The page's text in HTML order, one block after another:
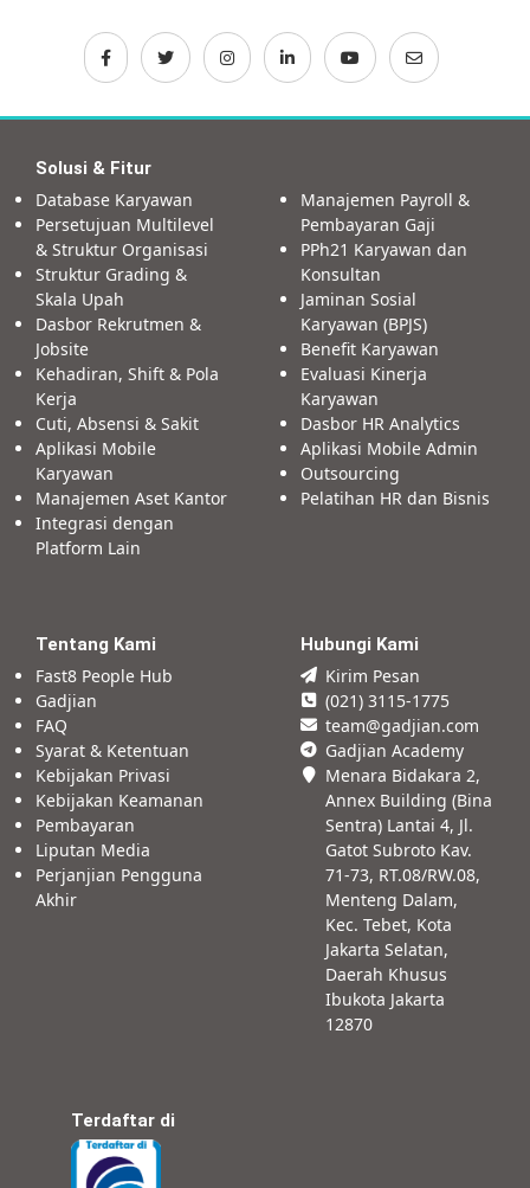
Solusi & Fitur
Database Karyawan
Persetujuan Multilevel
& Struktur Organisasi
Struktur Grading &
Skala Upah
Dasbor Rekrutmen &
Jobsite
Kehadiran, Shift & Pola
Kerja
Cuti, Absensi & Sakit
Aplikasi Mobile
Karyawan
Manajemen Aset Kantor
Integrasi dengan
Platform Lain
Manajemen Payroll &
Pembayaran Gaji
PPh21 Karyawan dan
Konsultan
Jaminan Sosial
Karyawan (BPJS)
Benefit Karyawan
Evaluasi Kinerja
Karyawan
Dasbor HR Analytics
Aplikasi Mobile Admin
Outsourcing
Pelatihan HR dan Bisnis
Tentang Kami
Fast8 People Hub
Gadjian
FAQ
Syarat & Ketentuan
Kebijakan Privasi
Kebijakan Keamanan
Pembayaran
Liputan Media
Perjanjian Pengguna
Akhir
Hubungi Kami
Kirim Pesan
(021) 3115-1775
team@gadjian.com
Gadjian Academy
Menara Bidakara 2,
Annex Building (Bina
Sentra) Lantai 4, Jl.
Gatot Subroto Kav.
71-73, RT.08/RW.08,
Menteng Dalam,
Kec. Tebet, Kota
Jakarta Selatan,
Daerah Khusus
Ibukota Jakarta
12870
Terdaftar di